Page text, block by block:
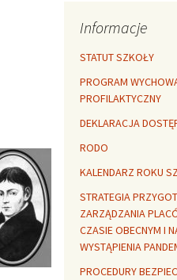
termiczna
Libre
Learning for healthy
Jolanta Okuniewska
Informacje
STATUT SZKOŁY
PROGRAM
PROFILAKTYCZNY
DEKLARACJA
RODO
KALENDARZ ROKU
STRATEGIA
ZARZĄDZANIA
CZASIE OBECNYM I
WYSTĄPIENIA
PROCEDURY